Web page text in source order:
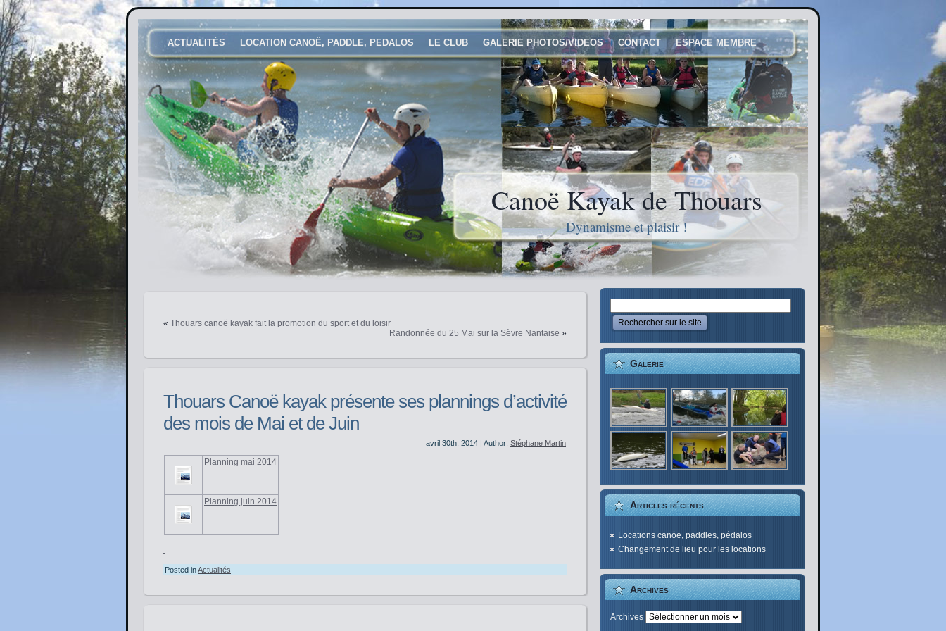
ACTUALITÉS LOCATION CANOË, PADDLE, PEDALOS LE CLUB GALERIE PHOTOS/VIDEOS CONTACT ESPACE MEMBRE
Canoë Kayak de Thouars
Dynamisme et plaisir !
« Thouars canoë kayak fait la promotion du sport et du loisir
Randonnée du 25 Mai sur la Sèvre Nantaise »
Thouars Canoë kayak présente ses plannings d’activité
des mois de Mai et de Juin
avril 30th, 2014 | Author: Stéphane Martin
Planning mai 2014
Planning juin 2014
Posted inActualités
Galerie
Articles récents
Locations canöe, paddles, pédalos
Changement de lieu pour les locations
Archives
Archives